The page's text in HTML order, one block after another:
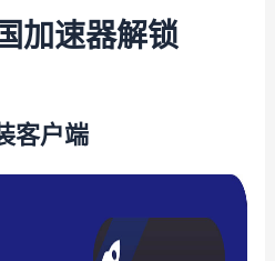
加速器解锁
客户端